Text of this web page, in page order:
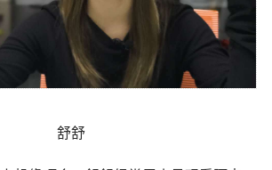
舒舒